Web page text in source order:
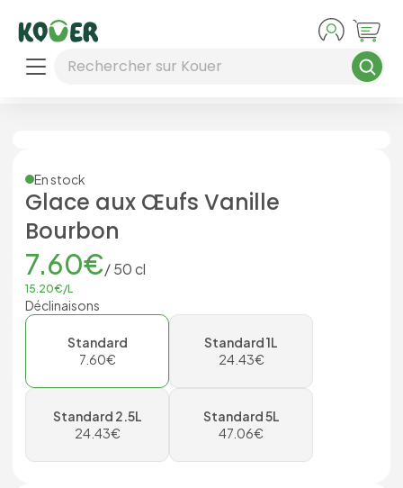
Rechercher sur Kouer
En stock
Glace aux Œufs Vanille
Bourbon
7.60€/50cl
15.20€/L
Déclinaisons
Standard
7.60€
Standard 1L
24.43€
Standard 2.5L
24.43€
Standard 5L
47.06€